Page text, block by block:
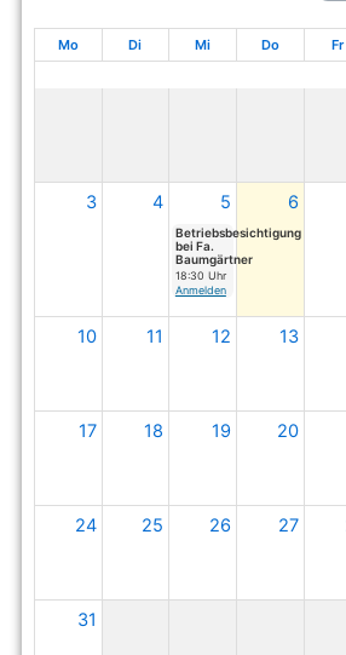
Mo Di Mi Do Fr
3 4 5
Betriebsbesichtigung
bei Fa.
Baumgärtner
18:30 Uhr
Anmelden
6
10 11 12 13
17 18 19 20
24 25 26 27
31